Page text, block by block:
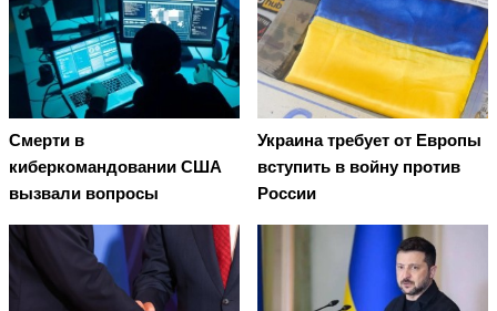
Смерти в
киберкомандовании США
вызвали вопросы
Украина требует от Европы
вступить в войну против
России